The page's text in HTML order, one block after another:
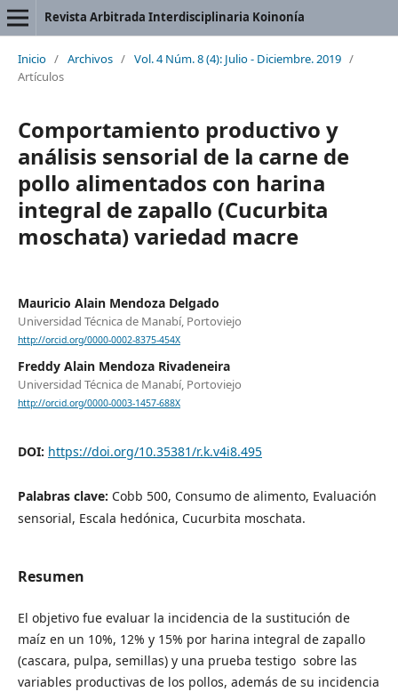
Revista Arbitrada Interdisciplinaria Koinonía
Inicio / Archivos / Vol. 4 Núm. 8 (4): Julio - Diciembre. 2019 /
Artículos
Comportamiento productivo y
análisis sensorial de la carne de
pollo alimentados con harina
integral de zapallo (Cucurbita
moschata) variedad macre
Mauricio Alain Mendoza Delgado
Universidad Técnica de Manabí, Portoviejo
http://orcid.org/0000-0002-8375-454X
Freddy Alain Mendoza Rivadeneira
Universidad Técnica de Manabí, Portoviejo
http://orcid.org/0000-0003-1457-688X
DOI: https://doi.org/10.35381/r.k.v4i8.495
Palabras clave: Cobb 500, Consumo de alimento, Evaluación
sensorial, Escala hedónica, Cucurbita moschata.
Resumen
El objetivo fue evaluar la incidencia de la sustitución de
maíz en un 10%, 12% y 15% por harina integral de zapallo
(cascara, pulpa, semillas) y una prueba testigo sobre las
variables productivas de los pollos, además de su incidencia